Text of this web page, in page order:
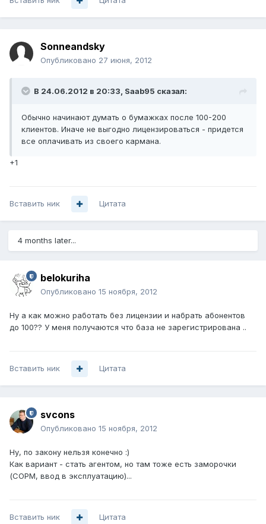
Sonneandsky
Опубликовано 27 июня, 2012
В 24.06.2012 в 20:33, Saab95 сказал:
Обычно начинают думать о бумажках после 100-200
клиентов. Иначе не выгодно лицензироваться - придется
все оплачивать из своего кармана.
+1
Вставить ник Цитата
4 months later...
belokuriha
Опубликовано 15 ноября, 2012
Ну а как можно работать без лицензии и набрать абонентов
до 100?? У меня получаются что база не зарегистрирована ..
Вставить ник Цитата
svcons
Опубликовано 15 ноября, 2012
Ну, по закону нельзя конечно :)
Как вариант - стать агентом, но там тоже есть заморочки
(СОРМ, ввод в эксплуатацию)...
Вставить ник Цитата